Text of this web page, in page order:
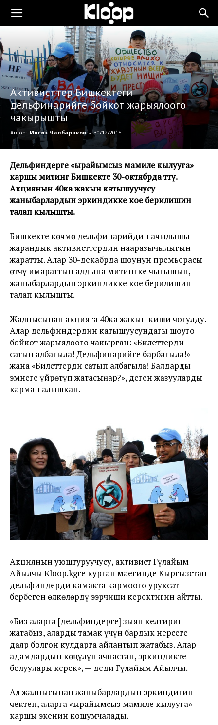
Активисттер Бишкектеги
дельфинарийге бойкот жарыялоого
чакырышты
Автор: Илгиз Чалбараков - 30/12/2015
Дельфиндерге «ырайымсыз мамиле кылууга»
каршы митинг Бишкекте 30-октябрда өттү.
Акциянын 40ка жакын катышуучусу
жаныбарлардын эркиндикке кое берилишин
талап кылышты.
Бишкекте көчмө дельфинарийдин ачылышы
жарандык активисттердин нааразычылыгын
жаратты. Алар 30-декабрда шоунун премьерасы
өтчү имараттын алдына митингке чыгышып,
жаныбарлардын эркиндикке кое берилишин
талап кылышты.
Жалпысынан акцияга 40ка жакын киши чогулду.
Алар дельфиндердин катышуусундагы шоуго
бойкот жарыялоого чакырган: «Билеттерди
сатып албагыла! Дельфинарийге барбагыла!»
жана «Билеттерди сатып албагыла! Балдарды
эмнеге үйрөтүп жатасыңар?», деген жазууларды
кармап алышкан.
Акциянын уюштуруучусу, активист Гүлайым
Айылчы Kloop.kgге курган маегинде Кыргызстан
дельфиндерди камакта кармоого уруксат
бербеген өлкөлөрдү ээрчиши керектигин айтты.
«Биз аларга [дельфиндерге] зыян келтирип
жатабыз, аларды тамак үчүн бардык нерсеге
даяр болгон кулдарга айлантып жатабыз. Алар
адамдардын көңүлүн ачпастан, эркиндикте
болуулары керек», — деди Гүлайым Айылчы.
Ал жалпысынан жаныбарлардын эркиндигин
чектеп, аларга «ырайымсыз мамиле кылууга»
каршы экенин кошумчалады.